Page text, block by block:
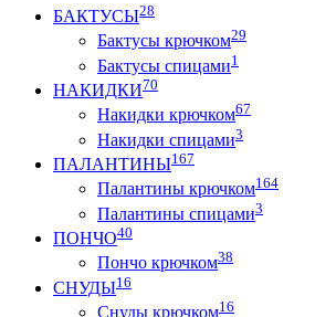
БАКТУСЫ28
Бактусы крючком29
Бактусы спицами1
НАКИДКИ70
Накидки крючком67
Накидки спицами3
ПАЛАНТИНЫ167
Палантины крючком164
Палантины спицами3
ПОНЧО40
Пончо крючком38
СНУДЫ16
Снуды крючком16